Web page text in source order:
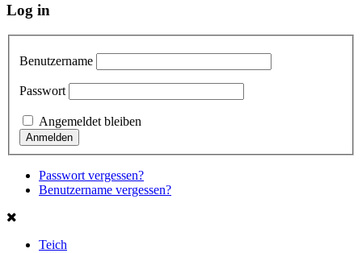
Log in
Benutzername
Passwort
Angemeldet bleiben
Passwort vergessen?
Benutzername vergessen?
Teich